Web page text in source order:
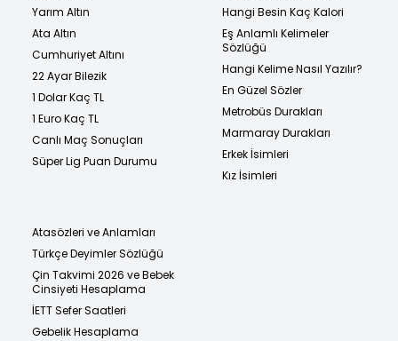
Yarım Altın
Ata Altın
Cumhuriyet Altını
22 Ayar Bilezik
1 Dolar Kaç TL
1 Euro Kaç TL
Canlı Maç Sonuçları
Süper Lig Puan Durumu
Hangi Besin Kaç Kalori
Eş Anlamlı Kelimeler
Sözlüğü
Hangi Kelime Nasıl Yazılır?
En Güzel Sözler
Metrobüs Durakları
Marmaray Durakları
Erkek İsimleri
Kız İsimleri
Atasözleri ve Anlamları
Türkçe Deyimler Sözlüğü
Çin Takvimi 2026 ve Bebek
Cinsiyeti Hesaplama
İETT Sefer Saatleri
Gebelik Hesaplama